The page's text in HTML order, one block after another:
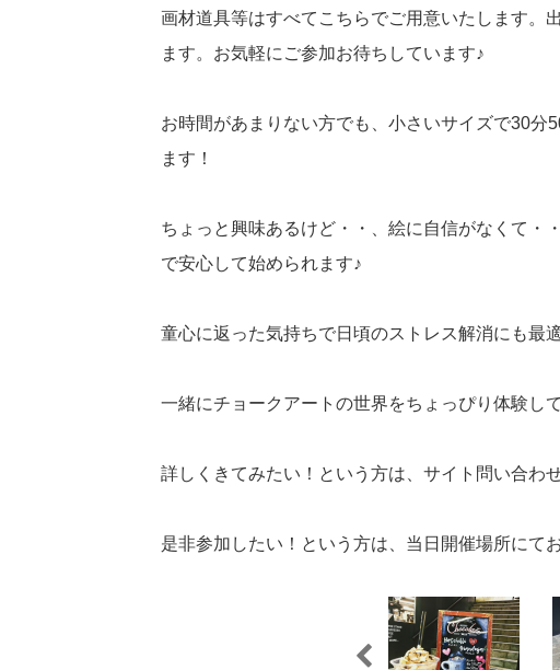
画材道具等はすべてこちらでご用意いたします。
ます。お気軽にご参加お待ちしています♪
お時間があまりない方でも、小さいサイズで30分
ます！
ちょっと興味あるけど・・、絵に自信がなくて・
で安心して始められます♪
童心に返った気持ちで日頃のストレス解消にも最
一緒にチョークアートの世界をちょっぴり体験し
詳しくきてみたい！という方は、サイト問い合わ
是非参加したい！という方は、当日開催場所にて